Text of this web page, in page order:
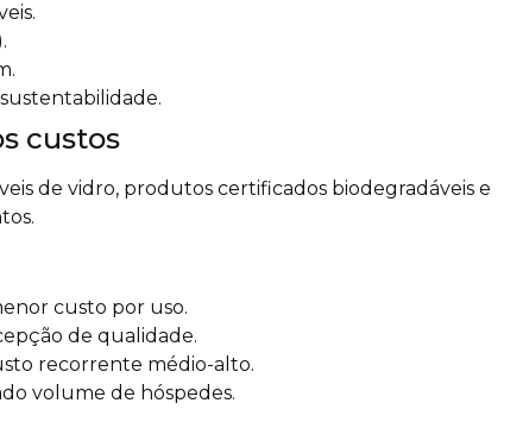
custos
de vidro, produtos certificados biodegradáveis e
custo por uso.
de qualidade.
recorrente médio-alto.
volume de hóspedes.